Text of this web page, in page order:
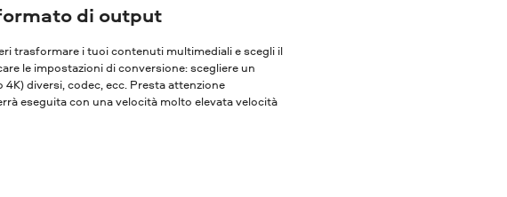
di output
trasformare i tuoi contenuti multimediali e scegli il
le impostazioni di conversione: scegliere un
diversi, codec, ecc. Presta attenzione
eseguita con una velocità molto elevata velocità